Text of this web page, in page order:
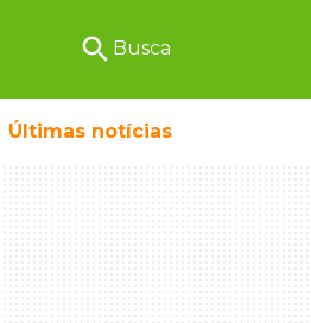
search Busca
Últimas notícias